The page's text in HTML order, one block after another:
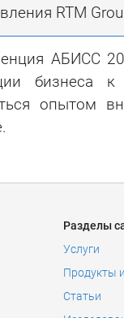
RTM
АБИСС
бизнеса
опытом
Разделы
Услуги
Продукты
Статьи